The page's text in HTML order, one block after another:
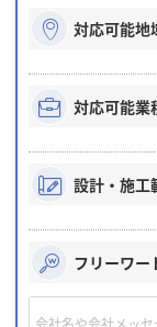
対応可能地
対応可能業
設計・施工
フリーワー